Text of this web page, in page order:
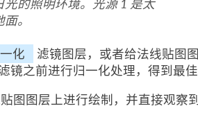
光的照明环境。光源 1 是太
。
化 滤镜图层，或者给法线贴图
镜之前进行归一化处理，得到最佳
图图层上进行绘制，并直接观察到